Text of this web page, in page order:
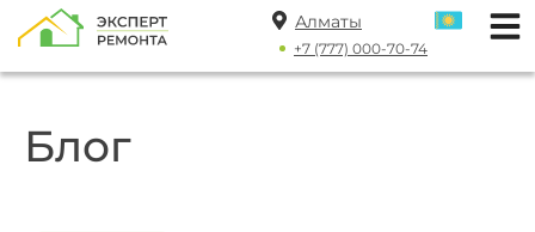
Алматы
+7 (777) 000-70-74
Блог